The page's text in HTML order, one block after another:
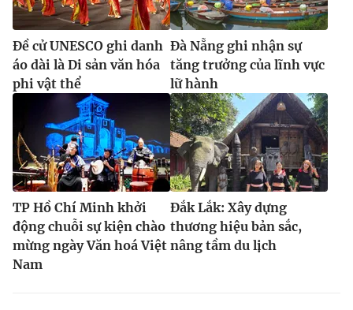
Đề cử UNESCO ghi danh
áo dài là Di sản văn hóa
phi vật thể
Đà Nẵng ghi nhận sự
tăng trưởng của lĩnh vực
lữ hành
TP Hồ Chí Minh khởi
động chuỗi sự kiện chào
mừng ngày Văn hoá Việt
Nam
Đắk Lắk: Xây dựng
thương hiệu bản sắc,
nâng tầm du lịch